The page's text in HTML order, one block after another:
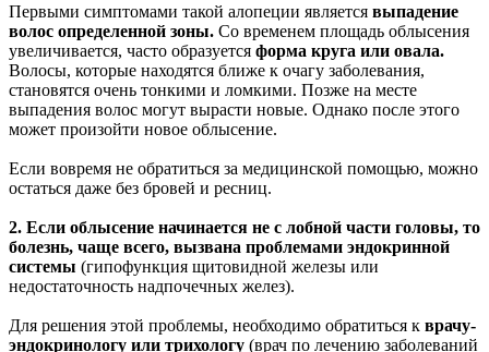
Первыми симптомами такой алопеции является выпадение
волос определенной зоны. Со временем площадь облысения
увеличивается, часто образуется форма круга или овала.
Волосы, которые находятся ближе к очагу заболевания,
становятся очень тонкими и ломкими. Позже на месте
выпадения волос могут вырасти новые. Однако после этого
может произойти новое облысение.
Если вовремя не обратиться за медицинской помощью, можно
остаться даже без бровей и ресниц.
2. Если облысение начинается не с лобной части головы, то
болезнь, чаще всего, вызвана проблемами эндокринной
системы (гипофункция щитовидной железы или
недостаточность надпочечных желез).
Для решения этой проблемы, необходимо обратиться к врачу-
эндокринологу или трихологу (врач по лечению заболеваний